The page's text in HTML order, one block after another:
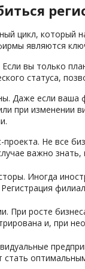
цикл, который
являются
Если вы только
статуса,
Даже если ваша
при изменении
проекта. Не все
важно
Иногда
При росте
и, при